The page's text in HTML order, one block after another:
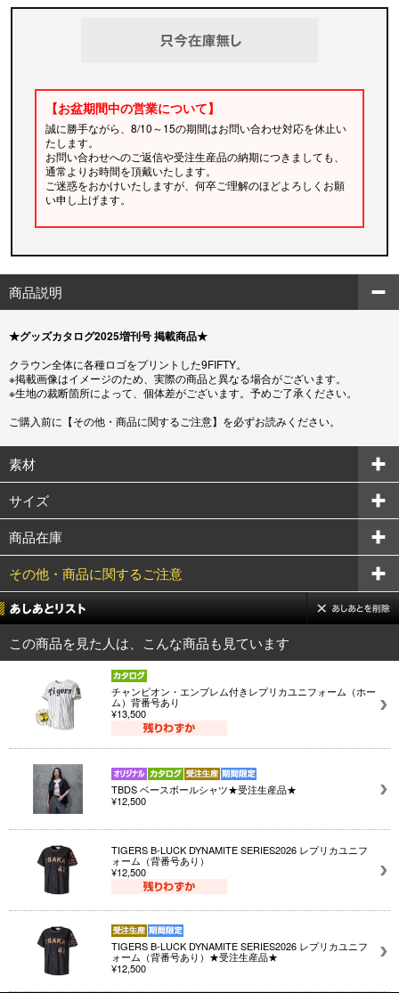
【お盆期間中の営業について】
誠に勝手ながら、8/10～15の期間はお問い合わせ対応を休止い
たします。
お問い合わせへのご返信や受注生産品の納期につきましても、
通常よりお時間を頂戴いたします。
ご迷惑をおかけいたしますが、何卒ご理解のほどよろしくお願
い申し上げます。
商品説明
★グッズカタログ2025増刊号 掲載商品★
クラウン全体に各種ロゴをプリントした9FIFTY。
※掲載画像はイメージのため、実際の商品と異なる場合がございます。
※生地の裁断箇所によって、個体差がございます。予めご了承ください。
ご購入前に【その他・商品に関するご注意】を必ずお読みください。
素材
サイズ
商品在庫
その他・商品に関するご注意
この商品を見た人は、こんな商品も見ています
チャンピオン・エンブレム付きレプリカユニフォーム（ホー
ム）背番号あり
¥13,500
TBDS ベースボールシャツ★受注生産品★
¥12,500
TIGERS B-LUCK DYNAMITE SERIES2026 レプリカユニフ
ォーム（背番号あり）
¥12,500
TIGERS B-LUCK DYNAMITE SERIES2026 レプリカユニフ
ォーム（背番号あり）★受注生産品★
¥12,500